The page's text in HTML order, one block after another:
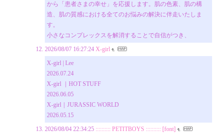
から「患者さまの幸せ」を応援します。肌の色素、肌の構
造、肌の質感における全てのお悩みの解決に伴走いたしま
す。
小さなコンプレックスを解消することで自信がつき、
2026/08/07 16:27:24 X-girl
X-girl | Lee
2026.07.24
X-girl ｜HOT STUFF
2026.06.05
X-girl｜JURASSIC WORLD
2026.05.15
2026/08/04 22:34:25 :::::::::: PETITBOYS :::::::::: [font]